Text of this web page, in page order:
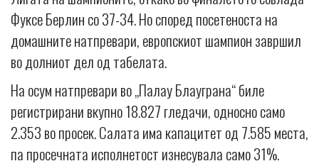
Фуксе Берлин со 37-34. Но според посетеноста на
домашните натпревари, европскиот шампион завршил
во долниот дел од табелата.
На осум натпревари во „Палау Блауграна“ биле
регистрирани вкупно 18.827 гледачи, односно само
2.353 во просек. Салата има капацитет од 7.585 места,
па просечната исполнетост изнесувала само 31%.